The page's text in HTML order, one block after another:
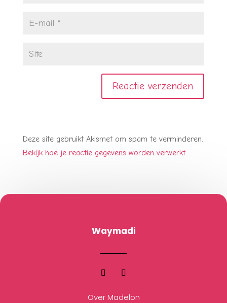
Deze site gebruikt Akismet om spam te verminderen.
Bekijk hoe je reactie gegevens worden verwerkt.
Waymadi
Over Madelon